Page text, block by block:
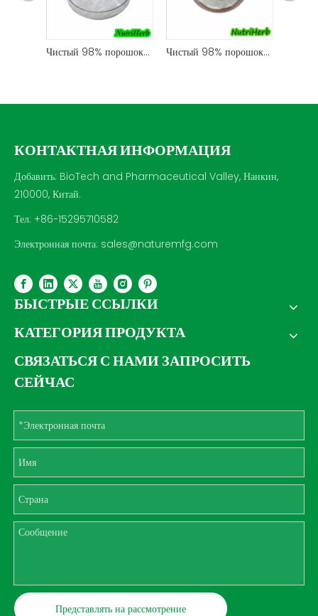
Чистый 98% порошок N-ацетил-D-глюкозамина Чистый 98% порошок сульфата глюкозамина
КОНТАКТНАЯ ИНФОРМАЦИЯ
Добавить: BioTech and Pharmaceutical Valley, Нанкин,
210000, Китай.
Тел: +86-15295710582
Электронная почта: sales@naturemfg.com
БЫСТРЫЕ ССЫЛКИ
КАТЕГОРИЯ ПРОДУКТА
СВЯЗАТЬСЯ С НАМИ ЗАПРОСИТЬ
СЕЙЧАС
Представлять на рассмотрение